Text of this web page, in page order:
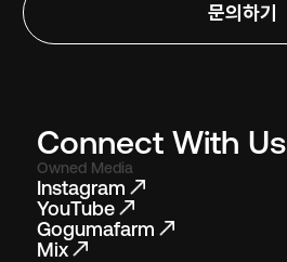
문의하기
Connect With Us
Owned Media
Instagram
YouTube
Gogumafarm
Mix